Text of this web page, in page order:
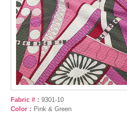
Fabric #：9301-10
Color： Pink & Green